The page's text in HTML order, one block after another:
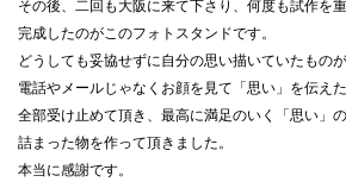
その後、二回も大阪に来て下さり、何度も試作を
完成したのがこのフォトスタンドです。
どうしても妥協せずに自分の思い描いていたものが
電話やメールじゃなくお顔を見て「思い」を伝え
全部受け止めて頂き、最高に満足のいく「思い」
詰まった物を作って頂きました。
本当に感謝です。